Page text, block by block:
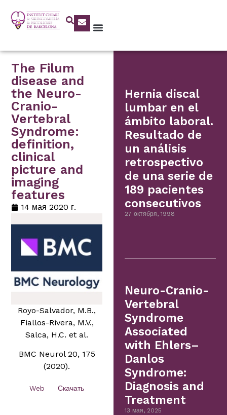
The Filum
disease and
the Neuro-
Cranio-
Vertebral
Syndrome:
definition,
clinical
picture and
imaging
features
14 мая 2020 г.
Royo-Salvador, M.B.,
Fiallos-Rivera, M.V.,
Salca, H.C. et al.
BMC Neurol 20, 175
(2020).
Web Скачать
Hernia discal
lumbar en el
ámbito laboral.
Resultado de
un análisis
retrospectivo
de una serie de
189 pacientes
consecutivos
27 октября, 1998
Neuro-Cranio-
Vertebral
Syndrome
Associated
with Ehlers–
Danlos
Syndrome:
Diagnosis and
Treatment
13 мая, 2025